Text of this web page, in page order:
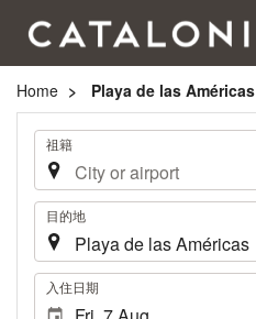
Home Playa de las Américas
旅祖籍
目的地
. 入住日期